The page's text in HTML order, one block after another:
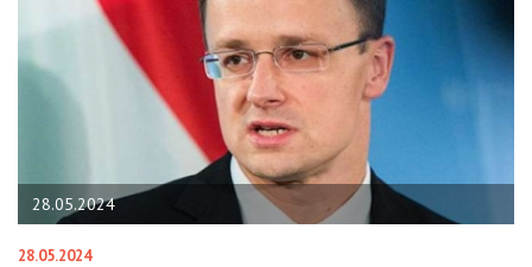
28.05.2024
28.05.2024